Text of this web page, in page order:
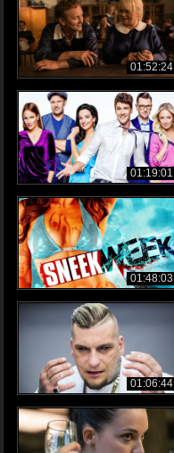
01:52:24
01:19:01
01:48:03
01:06:44